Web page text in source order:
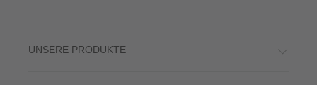
UNSERE PRODUKTE